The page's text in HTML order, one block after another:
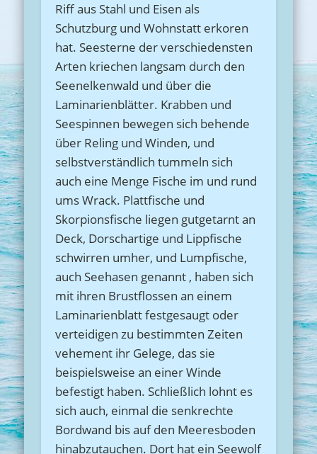
Riff aus Stahl und Eisen als
Schutzburg und Wohnstatt erkoren
hat. Seesterne der verschiedensten
Arten kriechen langsam durch den
Seenelkenwald und über die
Laminarienblätter. Krabben und
Seespinnen bewegen sich behende
über Reling und Winden, und
selbstverständlich tummeln sich
auch eine Menge Fische im und rund
ums Wrack. Plattfische und
Skorpionsfische liegen gutgetarnt an
Deck, Dorschartige und Lippfische
schwirren umher, und Lumpfische,
auch Seehasen genannt , haben sich
mit ihren Brustflossen an einem
Laminarienblatt festgesaugt oder
verteidigen zu bestimmten Zeiten
vehement ihr Gelege, das sie
beispielsweise an einer Winde
befestigt haben. Schließlich lohnt es
sich auch, einmal die senkrechte
Bordwand bis auf den Meeresboden
hinabzutauchen. Dort hat ein Seewolf